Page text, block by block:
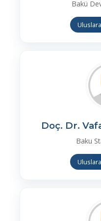
Bakü
Doç. Dr.
Baku